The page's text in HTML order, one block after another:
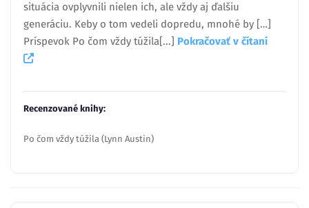
situácia ovplyvnili nielen ich, ale vždy aj ďalšiu
generáciu. Keby o tom vedeli dopredu, mnohé by […]
Príspevok Po čom vždy túžila[...] Pokračovať v čítaní
Recenzované knihy:
Po čom vždy túžila (Lynn Austin)